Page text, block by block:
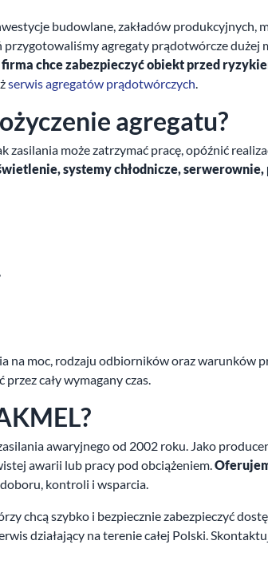
budowlane, zakładów produkcyjnych,
agregaty prądotwórcze
firma chce zabezpieczyć obiekt przed
serwis agregatów prądotwórczych.
agregatu?
może zatrzymać pracę, opóźnić
systemy chłodnicze,
na moc, rodzaju odbiorników oraz warunków
cały wymagany czas.
awaryjnego od 2002 roku. Jako
awarii lub pracy pod obciążeniem.
kontroli i wsparcia.
chcą szybko i bezpiecznie zabezpieczyć
działający na terenie całej Polski.